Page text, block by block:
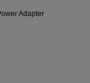
Adapter